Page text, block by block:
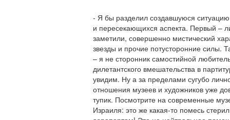
- Я бы разделил создавшуюся
и пересекающихся аспекта. Первый –
заметили, совершенно мистический
звезды и прочие потусторонние силы.
– я не сторонник самостийной
дилетантского вмешательства в
увидим. Ну а за пределами сугубо
отношения музеев и художников уже
тупик. Посмотрите на современные
Израиля: это же какая-то помесь